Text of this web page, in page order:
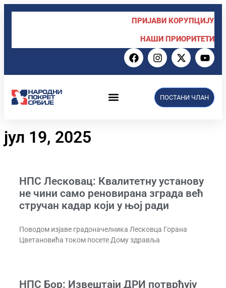
ПРИЈАВИ КОРУПЦИЈУ
НАШИ ПРИОРИТЕТИ
ПОСТАНИ ЧЛАН
јул 19, 2025
НПС Лесковац: Квалитетну установу
не чини само реновирана зграда већ
стручан кадар који у њој ради
Поводом изјаве градоначелника Лесковца Горана
Цветановића током посете Дому здравља
НПС Бор: Извештаји ДРИ потврђују